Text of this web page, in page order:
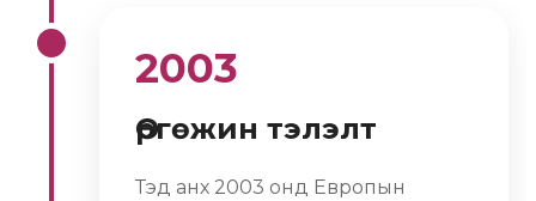
2003
Өргөжин тэлэлт
Тэд анх 2003 онд Европын